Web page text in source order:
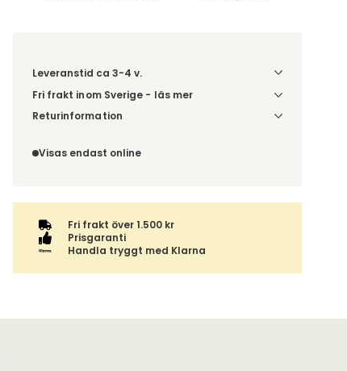
Leveranstid ca 3-4 v.
Fri frakt inom Sverige - läs mer
Denna vara skickas till ett ombud. Du väljer själv i
finns att hämta. Beställs varan ihop med andra
Returinformation
omfattas därför inte av ångerrätten.
Visas endast online
Fri frakt över 1.500 kr
Prisgaranti
Handla tryggt med Klarna